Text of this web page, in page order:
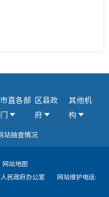
市直各部
门
区县政
府
其他机
构
站抽查情况
网站地图
民政府办公室
网站维护电话: